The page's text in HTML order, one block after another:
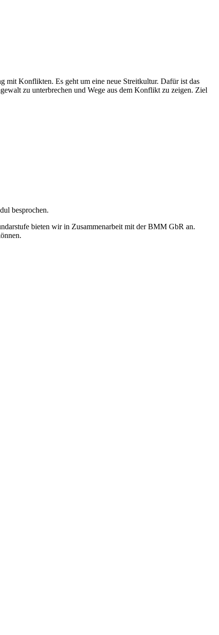
mit Konflikten. Es geht um eine neue Streitkultur. Dafür ist das
zu unterbrechen und Wege aus dem Konflikt zu zeigen. Ziel
besprochen.
bieten wir in Zusammenarbeit mit der BMM GbR an.